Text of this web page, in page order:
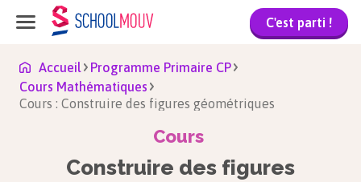
C'est parti !
Accueil
Programme Primaire CP
Cours Mathématiques
Cours : Construire des figures géométriques
Cours
Construire des figures